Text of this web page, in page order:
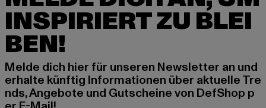
INSPIRIERT ZU BLEI
BEN!
Melde dich hier für unseren Newsletter an und
erhalte künftig Informationen über aktuelle Tre
nds, Angebote und Gutscheine von DefShop p